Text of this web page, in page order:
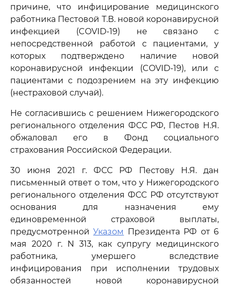
причине, что инфицирование медицинского
работника Пестовой Т.В. новой коронавирусной
инфекцией (COVID-19) не связано с
непосредственной работой с пациентами, у
которых подтверждено наличие новой
коронавирусной инфекции (COVID-19), или с
пациентами с подозрением на эту инфекцию
(нестраховой случай).
Не согласившись с решением Нижегородского
регионального отделения ФСС РФ, Пестов Н.Я.
обжаловал его в Фонд социального
страхования Российской Федерации.
30 июня 2021 г. ФСС РФ Пестову Н.Я. дан
письменный ответ о том, что у Нижегородского
регионального отделения ФСС РФ отсутствуют
основания для назначения ему
единовременной страховой выплаты,
предусмотреннойУказом Президента РФ от 6
мая 2020 г. N 313, как супругу медицинского
работника, умершего вследствие
инфицирования при исполнении трудовых
обязанностей новой коронавирусной